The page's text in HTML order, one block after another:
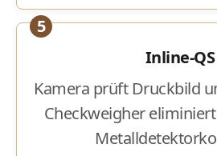
5
Inline-QS
Kamera prüft Druckbild
Checkweigher